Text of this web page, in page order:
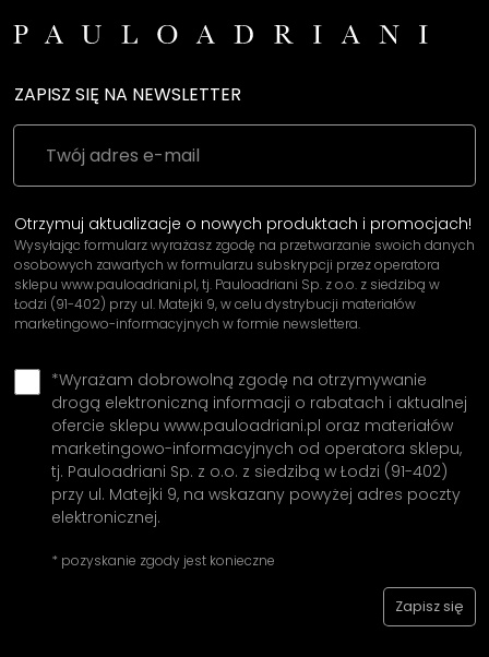
ZAPISZ SIĘ NA NEWSLETTER
Otrzymuj aktualizacje o nowych produktach i promocjach!
Wysyłając formularz wyrażasz zgodę na przetwarzanie swoich danych
osobowych zawartych w formularzu subskrypcji przez operatora
sklepu www.pauloadriani.pl, tj. Pauloadriani Sp. z o.o. z siedzibą w
Łodzi (91-402) przy ul. Matejki 9, w celu dystrybucji materiałów
marketingowo-informacyjnych w formie newslettera.
*Wyrażam dobrowolną zgodę na otrzymywanie
drogą elektroniczną informacji o rabatach i aktualnej
ofercie sklepu www.pauloadriani.pl oraz materiałów
marketingowo-informacyjnych od operatora sklepu,
tj. Pauloadriani Sp. z o.o. z siedzibą w Łodzi (91-402)
przy ul. Matejki 9, na wskazany powyżej adres poczty
elektronicznej.
* pozyskanie zgody jest konieczne